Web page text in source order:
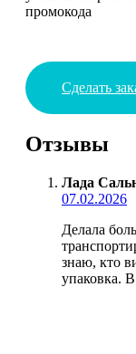
промокода
Сделать
Отзывы
Лада
07.02.2026
Делала
знаю, кто
упаковка.